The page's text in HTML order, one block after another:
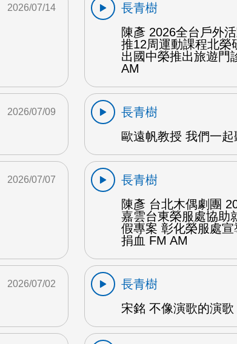
2026/07/14
長青樹
陳彥 2026全台戶外
推12周運動課程北榮
出國中榮推出旅遊門
AM
2026/07/09
長青樹
歐遠帆教授 我們一
2026/07/07
長青樹
陳彥 台北木偶劇團
嘉雲台東榮服處協助
假專案 彰化榮服處
捐血 FM AM
2026/07/02
長青樹
宋銘 不像演歌的演歌